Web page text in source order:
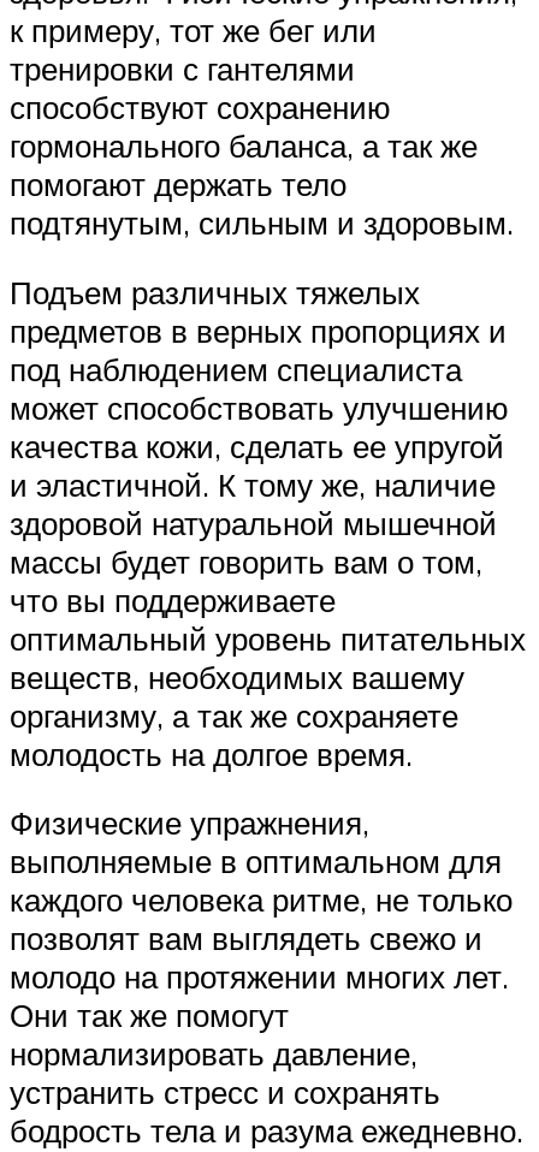
к примеру, тот же бег или
тренировки с гантелями
способствуют сохранению
гормонального баланса, а так же
помогают держать тело
подтянутым, сильным и здоровым.
Подъем различных тяжелых
предметов в верных пропорциях и
под наблюдением специалиста
может способствовать улучшению
качества кожи, сделать ее упругой
и эластичной. К тому же, наличие
здоровой натуральной мышечной
массы будет говорить вам о том,
что вы поддерживаете
оптимальный уровень питательных
веществ, необходимых вашему
организму, а так же сохраняете
молодость на долгое время.
Физические упражнения,
выполняемые в оптимальном для
каждого человека ритме, не только
позволят вам выглядеть свежо и
молодо на протяжении многих лет.
Они так же помогут
нормализировать давление,
устранить стресс и сохранять
бодрость тела и разума ежедневно.